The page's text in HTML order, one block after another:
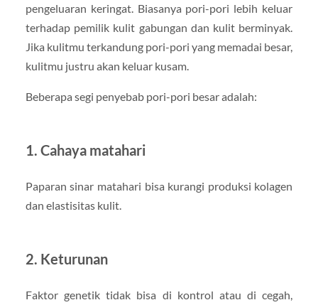
pengeluaran keringat. Biasanya pori-pori lebih keluar
terhadap pemilik kulit gabungan dan kulit berminyak.
Jika kulitmu terkandung pori-pori yang memadai besar,
kulitmu justru akan keluar kusam.
Beberapa segi penyebab pori-pori besar adalah:
1. Cahaya matahari
Paparan sinar matahari bisa kurangi produksi kolagen
dan elastisitas kulit.
2. Keturunan
Faktor genetik tidak bisa di kontrol atau di cegah,